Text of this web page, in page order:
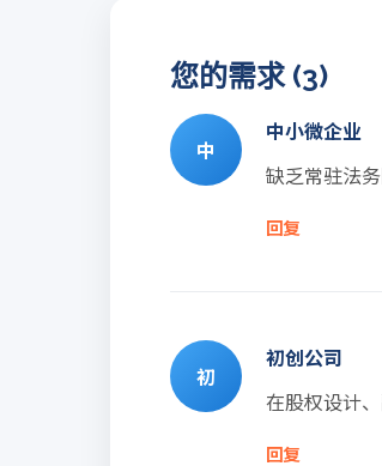
您的需求 (3)
中
中小微企业
缺乏常驻法
回复
初
初创公司
在股权设计
回复